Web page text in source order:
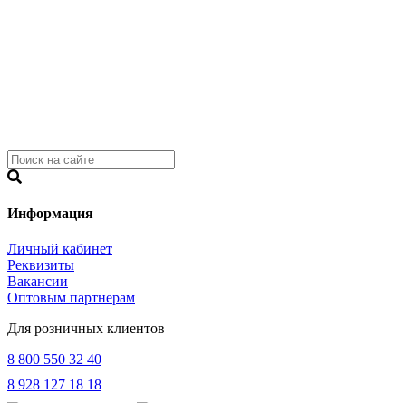
Информация
Личный кабинет
Реквизиты
Вакансии
Оптовым партнерам
Для розничных клиентов
8 800 550 32 40
8 928 127 18 18